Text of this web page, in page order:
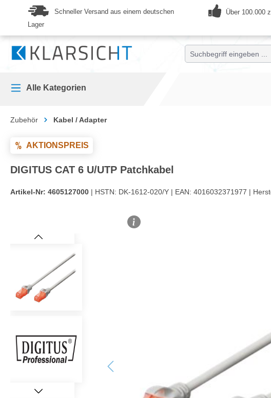
Zur Hauptnavigation springen
Schneller Versand aus einem deutschen
Lager
Über 100.000
Alle Kategorien
Zubehör Kabel / Adapter
AKTIONSPREIS
DIGITUS CAT 6 U/UTP Patchkabel
Artikel-Nr: 4605127000 | HSTN: DK-1612-020/Y | EAN: 4016032371977 |
Bildergalerie überspringen